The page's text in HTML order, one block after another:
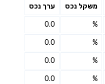
משקל נכס ערך נכס
%
0.0
%
0.0
%
0.0
%
0.0